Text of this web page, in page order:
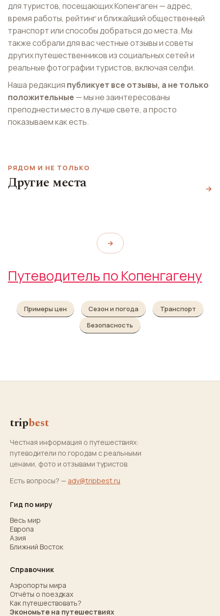
для туристов, посещающих Копенгаген — адрес,
время работы, рейтинг и ближайший общественный
транспорт или способы добраться до места. Мы
также собрали для вас честные отзывы и советы
других путешественников из социальных сетей и
реальные фотографии туристов, включая селфи.
Наша редакция публикует все отзывы, а не только
положительные — мы не заинтересованы
преподнести место в лучше свете, а просто
показываем как есть.
РЯДОМ И НЕ ТОЛЬКО
Другие места →
Гефион
→
Путеводитель по Копенгагену
Примеры цен Сезон и погода
Транспорт
Безопасность
tripbest
Честная информация о путешествиях:
путеводители по городам с реальными
ценами, фото и отзывами туристов.
Есть вопросы? — adv@tripbest.ru
Гид по миру
Весь мир
Европа
Азия
Ближний Восток
Справочник
Аэропорты мира
Отчёты о поездках
Как путешествовать?
Экономьте на путешествиях